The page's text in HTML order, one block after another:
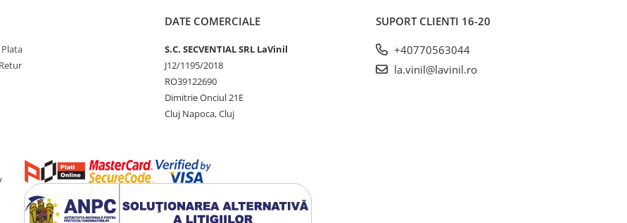
DATE COMERCIALE
S.C. SECVENTIAL SRL LaVinil
J12/1195/2018
RO39122690
Dimitrie Onciul 21E
Cluj Napoca, Cluj
SUPORT CLIENTI 16-20
+40770563044
la.vinil@lavinil.ro